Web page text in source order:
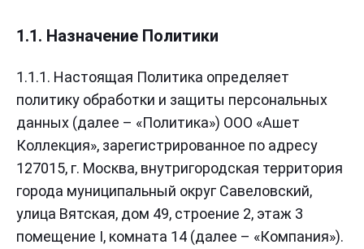
1.1. Назначение Политики
1.1.1. Настоящая Политика определяет
политику обработки и защиты персональных
данных (далее – «Политика») ООО «Ашет
Коллекция», зарегистрированное по адресу
127015, г. Москва, внутригородская территория
города муниципальный округ Савеловский,
улица Вятская, дом 49, строение 2, этаж 3
помещение I, комната 14 (далее – «Компания»).